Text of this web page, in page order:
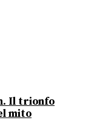
Il trionfo
mito